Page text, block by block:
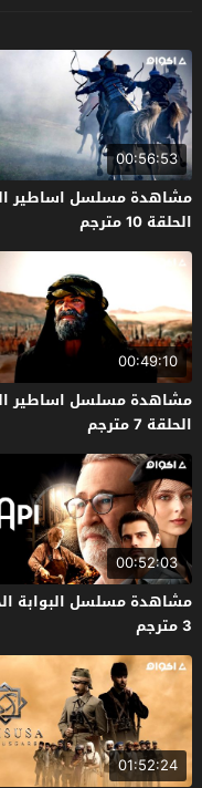
00:56:53
مشاهدة مسلسل اساطير
الحلقة 10 مترجم
00:49:10
مشاهدة مسلسل اساطير
الحلقة 7 مترجم
00:52:03
مشاهدة مسلسل البوابة
3 مترجم
01:52:24